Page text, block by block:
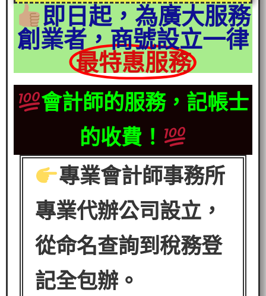
即日起，為廣大服務
創業者，商號設立一律
最特惠服務
會計師的服務，記帳士
的收費！
專業會計師事務所
專業代辦公司設立，
從命名查詢到稅務登
記全包辦。